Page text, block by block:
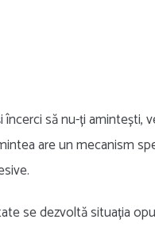
încerci să nu-ți amintești,
are un mecanism
se dezvoltă situația